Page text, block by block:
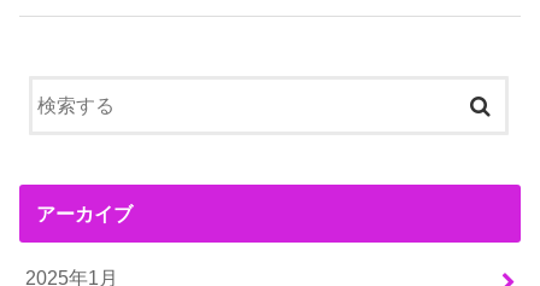
アーカイブ
2025年1月